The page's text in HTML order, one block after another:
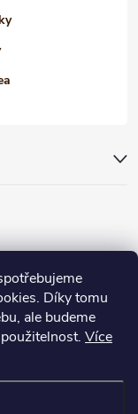
Díky tomu
ale budeme
Více